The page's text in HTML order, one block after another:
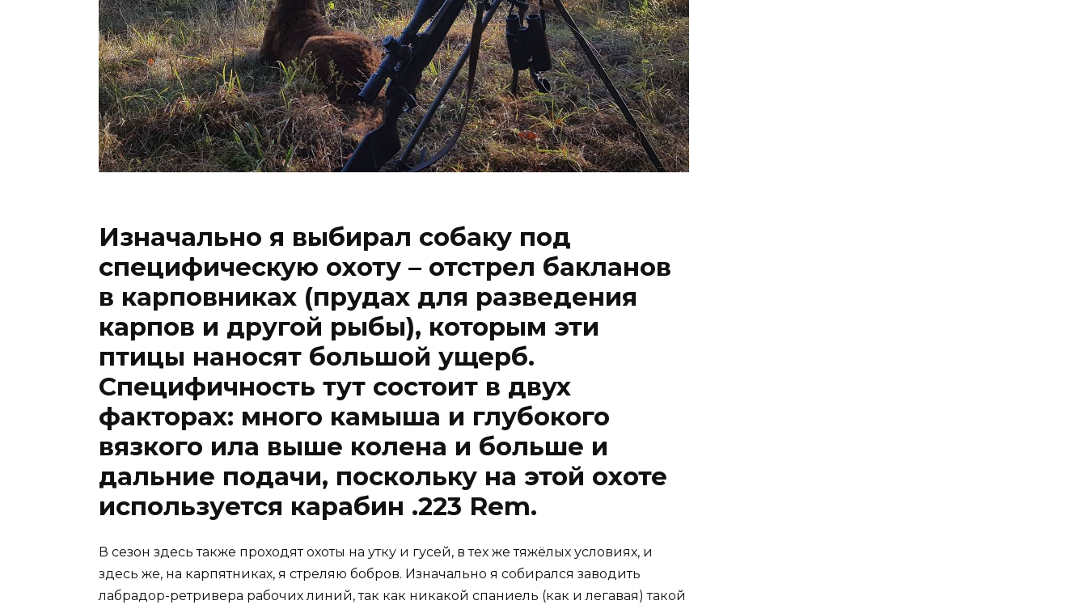
Изначально я выбирал собаку под
специфическую охоту – отстрел бакланов
в карповниках (прудах для разведения
карпов и другой рыбы), которым эти
птицы наносят большой ущерб.
Специфичность тут состоит в двух
факторах: много камыша и глубокого
вязкого ила выше колена и больше и
дальние подачи, поскольку на этой охоте
используется карабин .223 Rem.
В сезон здесь также проходят охоты на утку и гусей, в тех же тяжёлых условиях, и
здесь же, на карпятниках, я стреляю бобров. Изначально я собирался заводить
лабрадор-ретривера рабочих линий, так как никакой спаниель (как и легавая) такой